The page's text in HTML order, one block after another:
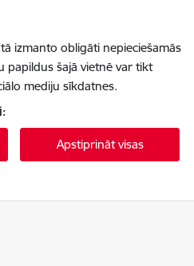
izmanto obligāti nepieciešamās
papildus šajā vietnē var tikt
mediju sīkdatnes.
Apstiprināt visas